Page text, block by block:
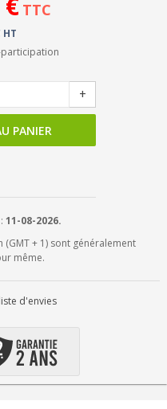
TTC
HT
+
PANIER
11-08-2026.
+ 1) sont généralement
même.
d'envies